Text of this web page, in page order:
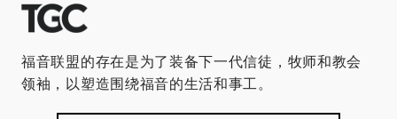
福音联盟的存在是为了装备下一代信徒，牧师和教会
领袖，以塑造围绕福音的生活和事工。